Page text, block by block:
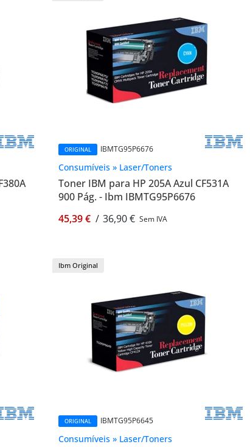
ORIGINAL IBMTG95P6676
Consumíveis » Laser/Toners
Toner IBM para HP 205A Azul CF531A
900 Pág. - Ibm IBMTG95P6676
45,39 € / 36,90 € Sem IVA
Ibm Original
ORIGINAL IBMTG95P6645
Consumíveis » Laser/Toners